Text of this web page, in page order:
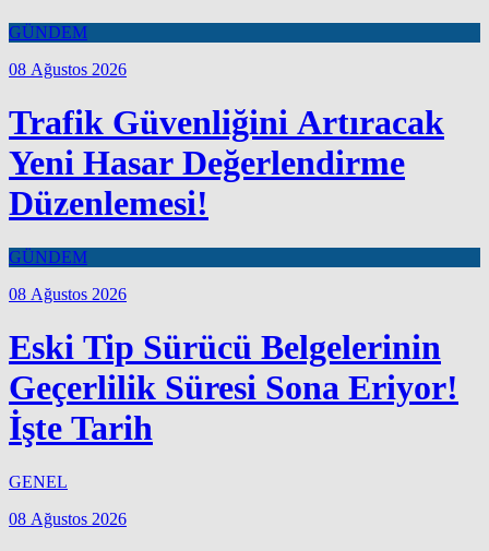
GÜNDEM
08 Ağustos 2026
Trafik Güvenliğini Artıracak
Yeni Hasar Değerlendirme
Düzenlemesi!
GÜNDEM
08 Ağustos 2026
Eski Tip Sürücü Belgelerinin
Geçerlilik Süresi Sona Eriyor!
İşte Tarih
GENEL
08 Ağustos 2026